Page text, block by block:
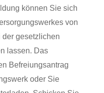
können Sie sich
von
gesetzlichen
lassen. Das
Befreiungsantrag
oder Sie